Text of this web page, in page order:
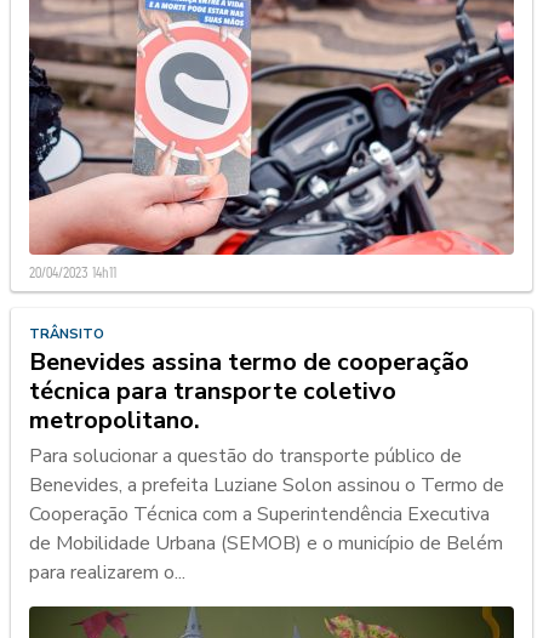
20/04/2023 14h11
TRÂNSITO
Benevides assina termo de cooperação
técnica para transporte coletivo
metropolitano.
Para solucionar a questão do transporte público de
Benevides, a prefeita Luziane Solon assinou o Termo de
Cooperação Técnica com a Superintendência Executiva
de Mobilidade Urbana (SEMOB) e o município de Belém
para realizarem o...